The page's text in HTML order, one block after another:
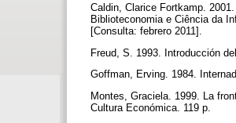
Caldin, Clarice Fortkamp.
Biblioteconomia e Ciência da
[Consulta: febrero 2011].
Freud, S. 1993. Introducción
Goffman, Erving. 1984.
Montes, Graciela. 1999. La
Cultura Económica. 119 p.